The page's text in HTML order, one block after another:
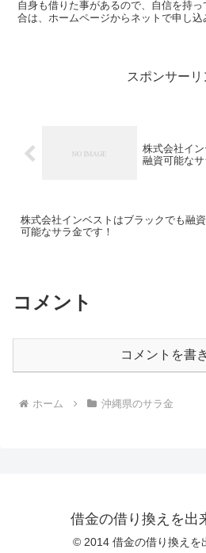
自身も借りた事があるので、自信を持
合は、ホームページからネットで申し
スポンサーリ
株式会社イ
融資可能なサ
株式会社インベストはブラックでも融資
可能なサラ金です！
コメント
コメントを書
ホーム 沖縄県のサラ金
借金の借り換えを出
© 2014 借金の借り換えを